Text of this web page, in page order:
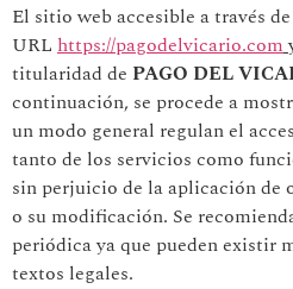
El sitio web accesible a través
URL https://pagodelvicario.com
titularidad de PAGO DEL
continuación, se procede a
un modo general regulan el
tanto de los servicios como
sin perjuicio de la aplicación de
o su modificación. Se
periódica ya que pueden existir
textos legales.